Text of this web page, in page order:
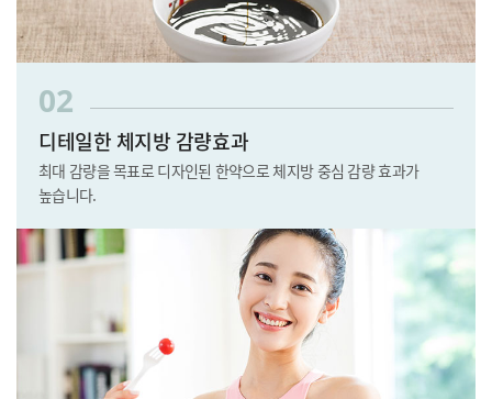
02
디테일한 체지방 감량효과
최대 감량을 목표로 디자인된 한약으로 체지방 중심 감량 효과가
높습니다.